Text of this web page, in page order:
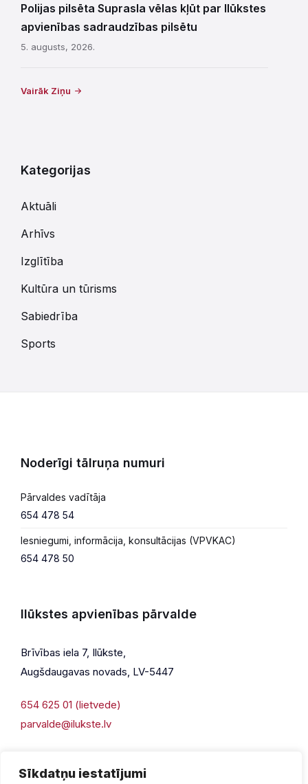
Sīkdatņu iestatījumi
Polijas pilsēta Suprasla vēlas kļūt par Ilūkstes
apvienības sadraudzības pilsētu
5. augusts, 2026.
Vairāk Ziņu
Kategorijas
Aktuāli
Arhīvs
Izglītība
Kultūra un tūrisms
Sabiedrība
Sports
Noderīgi tālruņa numuri
Pārvaldes vadītāja
654 478 54
Iesniegumi, informācija, konsultācijas (VPVKAC)
654 478 50
Ilūkstes apvienības pārvalde
Brīvības iela 7, Ilūkste,
Augšdaugavas novads, LV-5447
654 625 01 (lietvede)
parvalde@ilukste.lv